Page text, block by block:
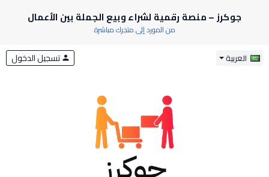
جوكرز – منصة رقمية لشراء وبيع الجملة بين الأعمال
من المورد إلى متجرك مباشرة
العربية person تسجيل الدخول